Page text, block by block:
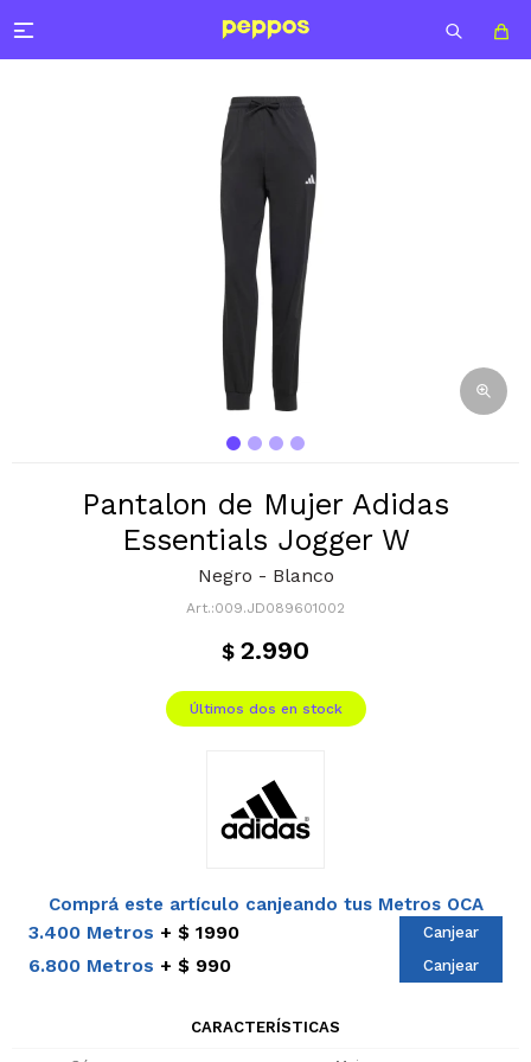

Pantalon de Mujer Adidas
Essentials Jogger W
Negro - Blanco
009.JD089601002
$ 2.990
Últimos dos en stock
Comprá este artículo canjeando tus Metros OCA
3.400 Metros $ 1990 Canjear
6.800 Metros $ 990 Canjear
CARACTERÍSTICAS